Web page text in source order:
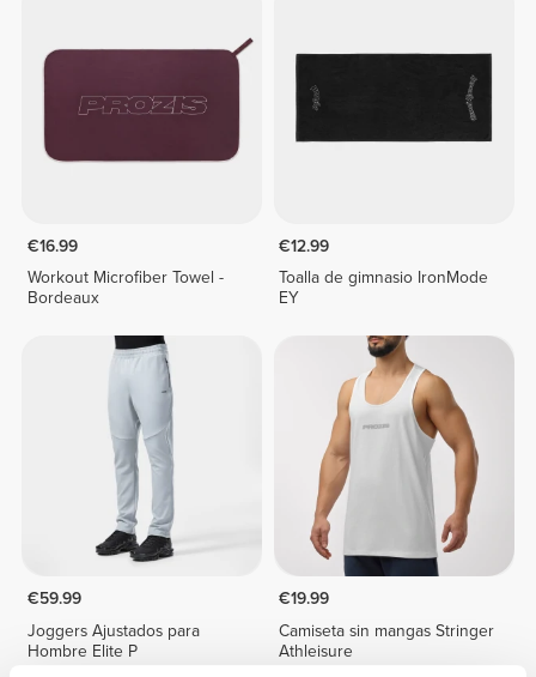
€16.99
Workout Microfiber Towel -
Bordeaux
€12.99
Toalla de gimnasio IronMode
EY
€59.99
Joggers Ajustados para
Hombre Elite P
€19.99
Camiseta sin mangas Stringer
Athleisure